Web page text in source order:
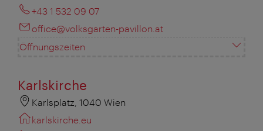
+43 1 532 09 07
office@volksgarten-pavillon.at
Öffnungszeiten
Karlskirche
Karlsplatz, 1040 Wien
karlskirche.eu